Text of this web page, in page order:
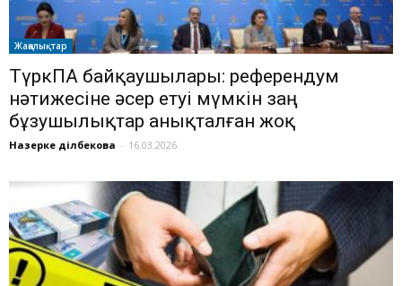
Жаңалықтар
ТүркПА байқаушылары: референдум
нәтижесіне әсер етуі мүмкін заң
бұзушылықтар анықталған жоқ
Назерке Әділбекова - 16.03.2026